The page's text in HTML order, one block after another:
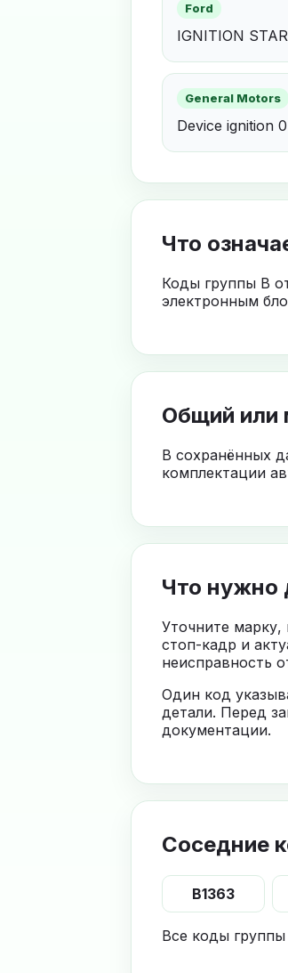
Ford
IGNITION
General Motors
Device ignition
Что
Коды группы B
электронным
Общий или
В сохранённых
комплектации
Что нужно
Уточните
стоп-кадр и
неисправность
Один код
детали. Перед
документации.
Соседние
B1363
Все коды